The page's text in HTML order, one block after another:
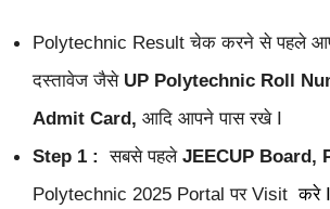
Polytechnic Result चेक करने से पहले
दस्तावेज जैसे UP Polytechnic Roll
Admit Card, आदि आपने पास रखे I
Step 1 : सबसे पहले JEECUP Board,
Polytechnic 2025 Portal पर Visit करे I